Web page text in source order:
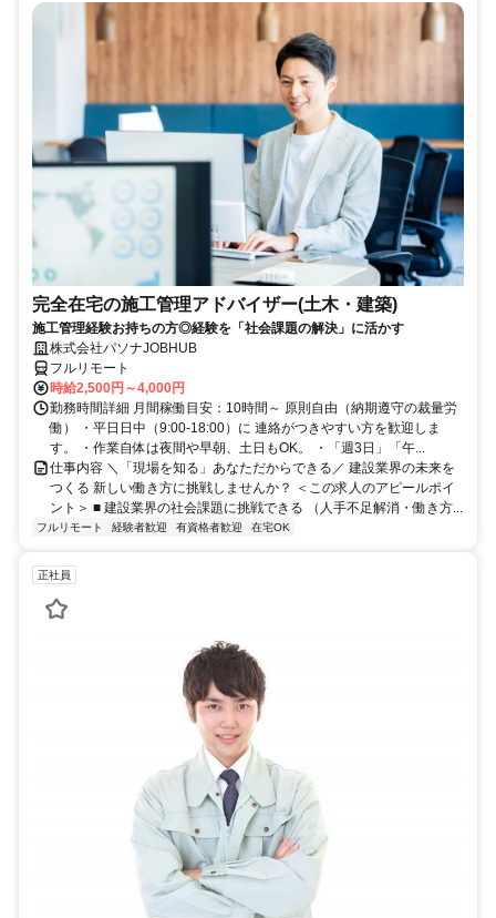
完全在宅の施工管理アドバイザー(土木・建築)
施工管理経験お持ちの方◎経験を「社会課題の解決」に活かす
株式会社パソナJOBHUB
フルリモート
時給2,500円～4,000円
勤務時間詳細 月間稼働目安：10時間～ 原則自由（納期遵守の裁量労
働） ・平日日中（9:00-18:00）に 連絡がつきやすい方を歓迎しま
す。 ・作業自体は夜間や早朝、土日もOK。 ・「週3日」「午...
仕事内容 ＼「現場を知る」あなただからできる／ 建設業界の未来を
つくる 新しい働き方に挑戦しませんか？ ＜この求人のアピールポイ
ント＞ ■ 建設業界の社会課題に挑戦できる （人手不足解消・働き方...
フルリモート 経験者歓迎 有資格者歓迎 在宅OK
正社員